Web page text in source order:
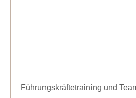
Führungskräftetraining und